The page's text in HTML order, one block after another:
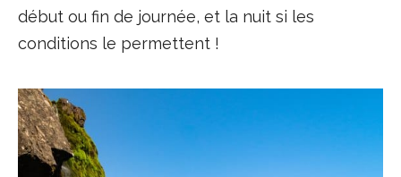
début ou fin de journée, et la nuit si les
conditions le permettent !